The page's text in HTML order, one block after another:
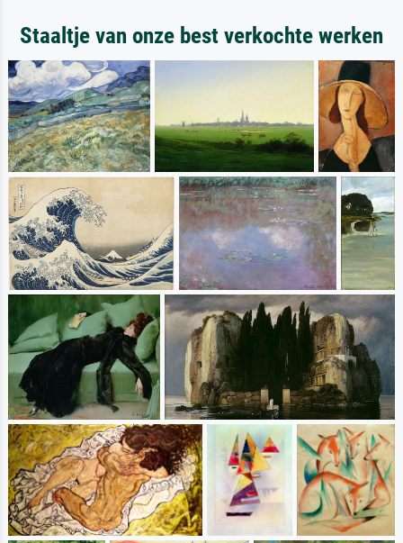
Staaltje van onze best verkochte werken